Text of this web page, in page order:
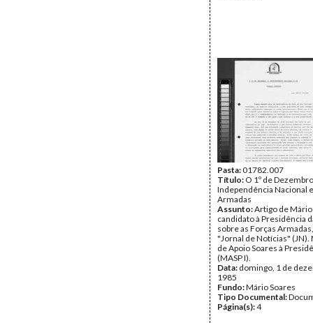
Pasta:01782.007
Título: O 1º de
Independência Nacional
Armadas
Assunto:Artigo de Mário
candidato à Presidência
sobre as Forças
"Jornal de Notícias"
de Apoio Soares à
(MASP I).
Data: domingo, 1 de
1985
Fundo:Mário Soares
Tipo Documental:
Página(s):4